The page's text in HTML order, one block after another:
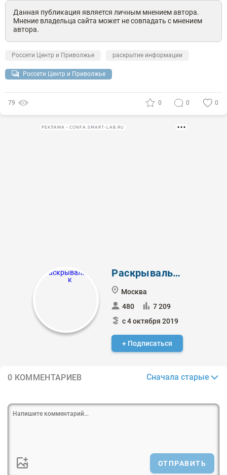
Данная публикация является личным мнением автора.
Мнение владельца сайта может не совпадать с мнением
автора.
Россети Центр и Приволжье раскрытие информации
Россети Центр и Приволжье
79 0 0 0
РЕКЛАМА • CONFA.SMART-LAB.RU
Раскрывальщик
Москва
480
7 209
с 4 октября 2019
+ Подписаться
0 КОММЕНТАРИЕВ Сначала старые
ОТПРАВИТЬ